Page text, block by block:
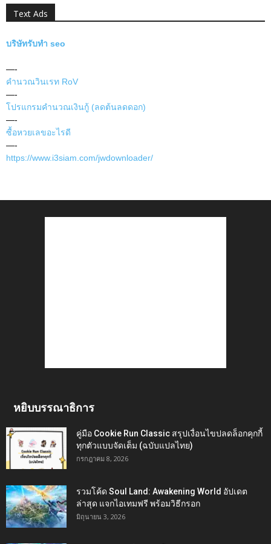
Text Ads
บริษัทรับทำ seo
—-
คำนวณวินเรท RoV
—-
โปรแกรมคำนวณเงินกู้ (ลดต้นลดดอก)
—-
ซื้อหวยเลขอะไรดี
—-
https://www.i3siam.com/jwdownloader/
หยิบบรรณาธิการ
คู่มือ Cookie Run Classic สรุปเงื่อนไขปลดล็อกคุกกี้
ทุกตัวแบบจัดเต็ม (ฉบับแปลไทย)
กรกฎาคม 8, 2026
รวมโค้ด Soul Land: Awakening World อัปเดต
ล่าสุด แจกไอเทมฟรี พร้อมวิธีกรอก
มิถุนายน 3, 2026